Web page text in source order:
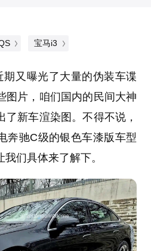
宝马i3
期又曝光了大量的伪装车谍
图片，咱们国内的民间大神
了新车渲染图。不得不说，
奔驰C级的银色车漆版车型
们具体来了解下。